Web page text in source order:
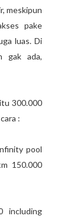
meskipun
pake
luas. Di
gak ada,
300.000
:
pool
150.000
including